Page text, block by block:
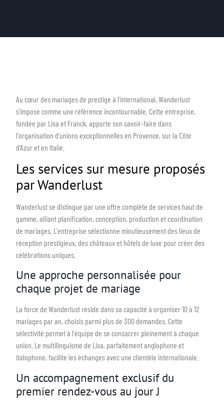
Au cœur des mariages de prestige à l'international, Wanderlust
s'impose comme une référence incontournable. Cette entreprise,
fondée par Lisa et Franck, apporte son savoir-faire dans
l'organisation d'unions exceptionnelles en Provence, sur la Côte
d'Azur et en Italie.
Les services sur mesure proposés
par Wanderlust
Wanderlust se distingue par une offre complète de services haut de
gamme, alliant planification, conception, production et coordination
de mariages. L'entreprise sélectionne minutieusement des lieux de
réception prestigieux, des châteaux et hôtels de luxe pour créer des
célébrations uniques.
Une approche personnalisée pour
chaque projet de mariage
La force de Wanderlust réside dans sa capacité à organiser 10 à 12
mariages par an, choisis parmi plus de 300 demandes. Cette
sélectivité permet à l'équipe de se consacrer pleinement à chaque
union. Le multilinguisme de Lisa, parfaitement anglophone et
italophone, facilite les échanges avec une clientèle internationale.
Un accompagnement exclusif du
premier rendez-vous au jour J